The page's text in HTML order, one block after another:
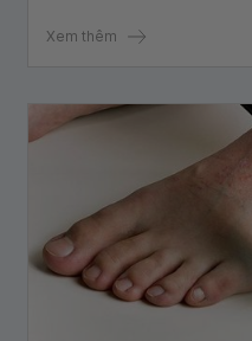
Xem thêm